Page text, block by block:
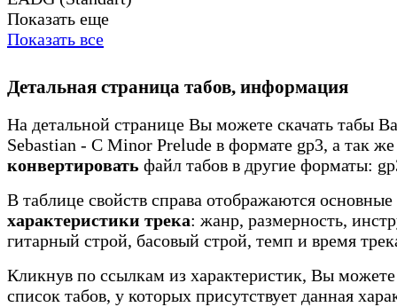
Показать еще
Показать все
Детальная страница табов, информация
На детальной странице Вы можете скачать табы
Sebastian - C Minor Prelude в формате gp3, а так же
конвертировать файл табов в другие форматы:
В таблице свойств справа отображаются основные
характеристики трека: жанр, размерность,
гитарный строй, басовый строй, темп и время
Кликнув по ссылкам из характеристик, Вы
список табов, у которых присутствует данная